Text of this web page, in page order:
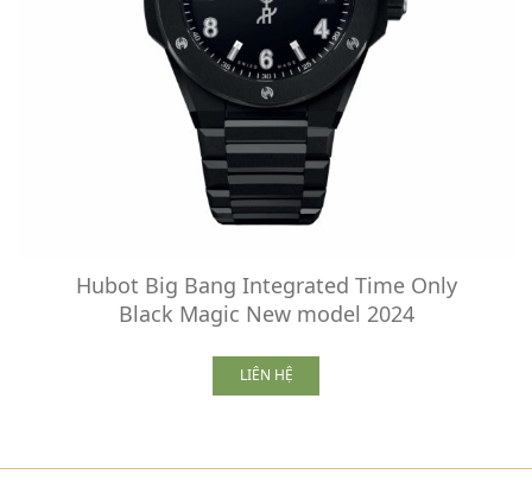
Hubot Big Bang Integrated Time Only
Black Magic New model 2024
LIÊN HỆ